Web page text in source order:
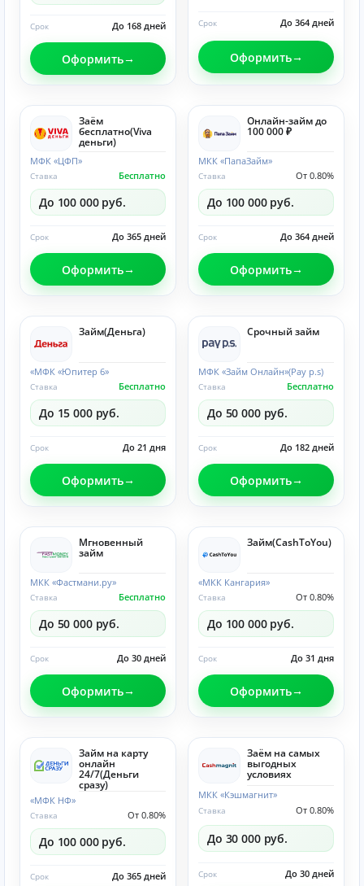
До 168 дней
Срок
Оформить
До 364 дней
Срок
Оформить
Заём
бесплатно(Viva
деньги)
МФК «ЦФП»
Бесплатно
Ставка
До 100 000 руб.
До 365 дней
Срок
Оформить
Онлайн-займ до
100 000 ₽
МКК «ПапаЗайм»
От 0.80%
Ставка
До 100 000 руб.
До 364 дней
Срок
Оформить
Займ(Деньга)
«МФК «Юпитер 6»
Бесплатно
Ставка
До 15 000 руб.
До 21 дня
Срок
Оформить
Срочный займ
МФК «Займ Онлайн»(Pay p.s)
Бесплатно
Ставка
До 50 000 руб.
До 182 дней
Срок
Оформить
Мгновенный
займ
МКК «Фастмани.ру»
Бесплатно
Ставка
До 50 000 руб.
До 30 дней
Срок
Оформить
Займ(CashToYou)
«МКК Кангария»
От 0.80%
Ставка
До 100 000 руб.
До 31 дня
Срок
Оформить
Займ на карту
онлайн
24/7(Деньги
сразу)
«МФК НФ»
От 0.80%
Ставка
До 100 000 руб.
До 365 дней
Срок
Заём на самых
выгодных
условиях
МКК «Кэшмагнит»
От 0.80%
Ставка
До 30 000 руб.
До 30 дней
Срок